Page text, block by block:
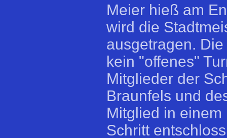
Meier hieß am
wird die
ausgetragen.
kein "offenes"
Mitglieder der
Braunfels und
Mitglied in
Schritt